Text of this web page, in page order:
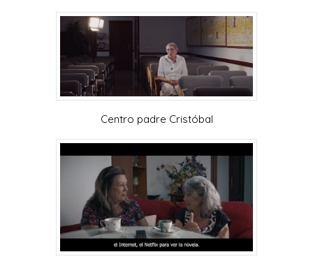
Centro padre Cristóbal